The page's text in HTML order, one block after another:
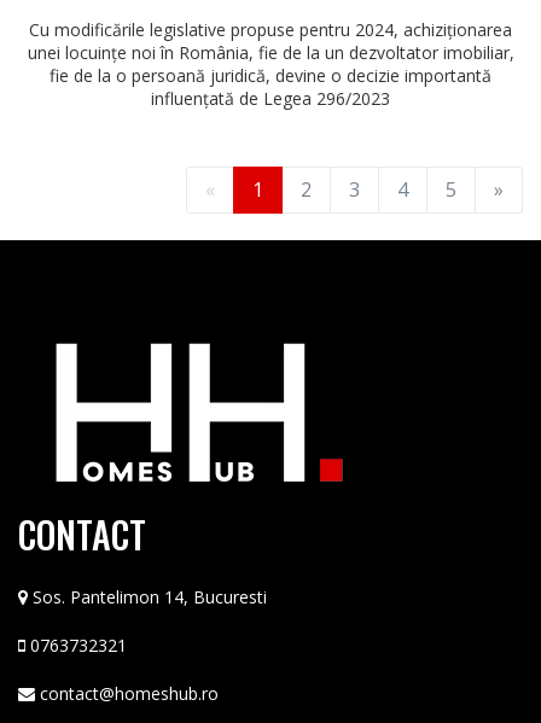
Cu modificările legislative propuse pentru 2024, achiziționarea
unei locuințe noi în România, fie de la un dezvoltator imobiliar,
fie de la o persoană juridică, devine o decizie importantă
influențată de Legea 296/2023
« 1 2 3 4 5 »
CONTACT
Sos. Pantelimon 14, Bucuresti
0763732321
contact@homeshub.ro